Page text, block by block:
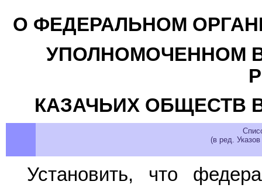
О ФЕДЕРАЛЬНОМ
УПОЛНОМОЧЕННОМ
КАЗАЧЬИХ ОБЩЕСТВ
(в ред.
Установить, что